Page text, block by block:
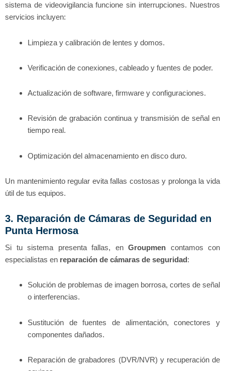
sistema de videovigilancia funcione sin interrupciones. Nuestros
servicios incluyen:
Limpieza y calibración de lentes y domos.
Verificación de conexiones, cableado y fuentes de poder.
Actualización de software, firmware y configuraciones.
Revisión de grabación continua y transmisión de señal en
tiempo real.
Optimización del almacenamiento en disco duro.
Un mantenimiento regular evita fallas costosas y prolonga la vida
útil de tus equipos.
3. Reparación de Cámaras de Seguridad en
Punta Hermosa
Si tu sistema presenta fallas, en Groupmen contamos con
especialistas en reparación de cámaras de seguridad:
Solución de problemas de imagen borrosa, cortes de señal
o interferencias.
Sustitución de fuentes de alimentación, conectores y
componentes dañados.
Reparación de grabadores (DVR/NVR) y recuperación de